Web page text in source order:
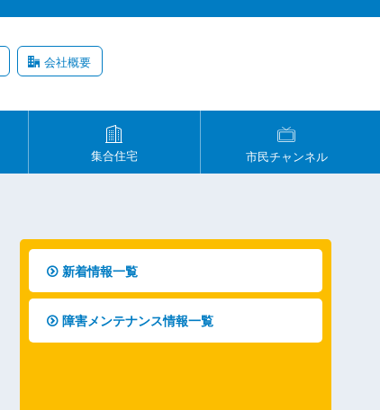
会社概要
集合住宅 市民チャンネル
新着情報一覧
障害メンテナンス情報一覧